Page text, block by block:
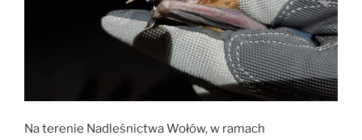
Na terenie Nadleśnictwa Wołów, w ramach